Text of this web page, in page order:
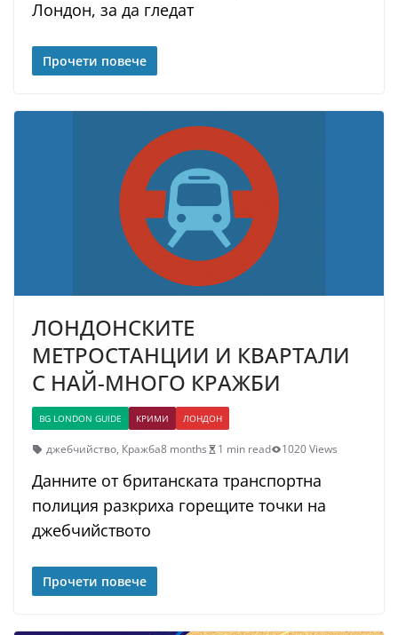
Лондон, за да гледат
Прочети повече
ЛОНДОНСКИТЕ
МЕТРОСТАНЦИИ И КВАРТАЛИ
С НАЙ-МНОГО КРАЖБИ
BG LONDON GUIDE КРИМИ ЛОНДОН
джебчийство, Кражба8 months 1 min read 1020 Views
Данните от британската транспортна
полиция разкриха горещите точки на
джебчийството
Прочети повече